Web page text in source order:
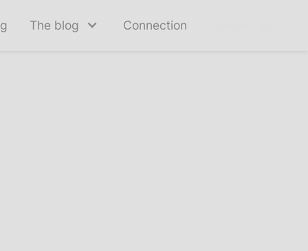
The blog Connection